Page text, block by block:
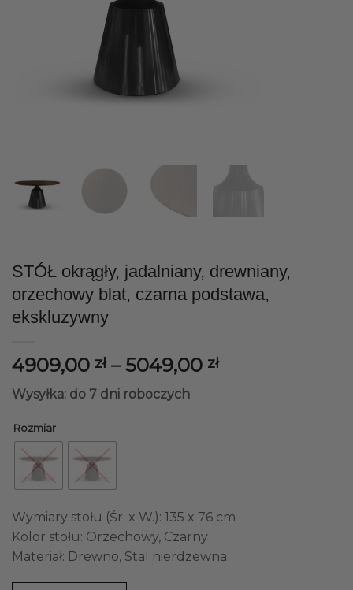
STÓŁ okrągły, jadalniany, drewniany,
orzechowy blat, czarna podstawa,
ekskluzywny
4909,00 zł – 5049,00 złZakres
Wysyłka: do 7 dni roboczych
Rozmiar
Wymiary stołu (Śr. x W.): 135 x 76 cm
Kolor stołu: Orzechowy, Czarny
Materiał: Drewno, Stal nierdzewna